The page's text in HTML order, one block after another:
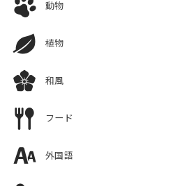
動物
植物
和風
フード
外国語